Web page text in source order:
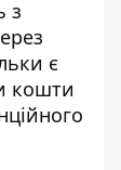
з
є
кошти